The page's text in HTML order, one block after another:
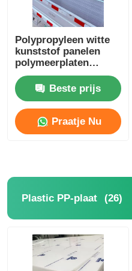
Polypropyleen witte
kunststof panelen
polymeerplaten
lichtgewicht in bulk
Beste prijs
Praatje Nu
Plastic PP-plaat (26)